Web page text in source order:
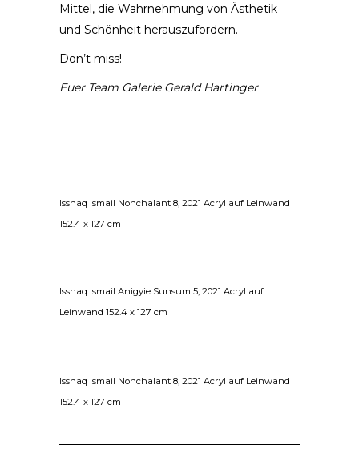
Mittel, die Wahrnehmung von Ästhetik
und Schönheit herauszufordern.
Don’t miss!
Euer Team Galerie Gerald Hartinger
Isshaq Ismail Nonchalant 8, 2021 Acryl auf Leinwand
152.4 x 127 cm
Isshaq Ismail Anigyie Sunsum 5, 2021 Acryl auf
Leinwand 152.4 x 127 cm
Isshaq Ismail Nonchalant 8, 2021 Acryl auf Leinwand
152.4 x 127 cm